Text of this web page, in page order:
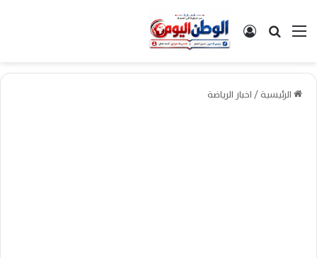
القائمةبحث عن تسجيل الدخول
الرئيسية/اخبار الرياضة